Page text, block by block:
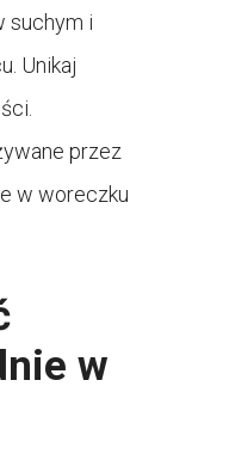
suchym i
Unikaj
przez
w woreczku
w